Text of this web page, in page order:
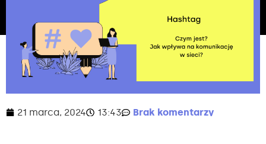
21 marca, 2024 13:43 Brak komentarzy